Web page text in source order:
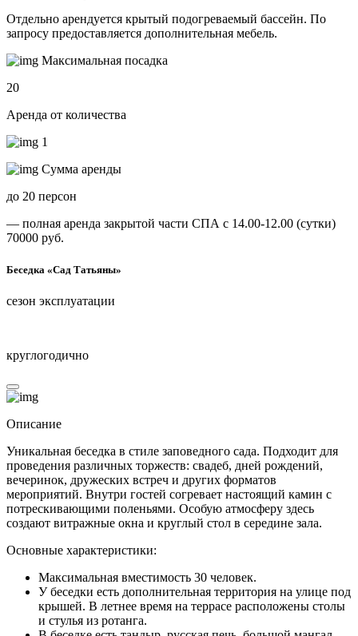
Отдельно арендуется крытый подогреваемый бассейн. По
запросу предоставляется дополнительная мебель.
Максимальная посадка
20
Аренда от количества
1
Сумма аренды
до 20 персон
— полная аренда закрытой части СПА с 14.00-12.00 (сутки)
70000 руб.
Беседка «Сад Татьяны»
сезон эксплуатации
круглогодично
Описание
Уникальная беседка в стиле заповедного сада. Подходит для
проведения различных торжеств: свадеб, дней рождений,
вечеринок, дружеских встреч и других форматов
мероприятий. Внутри гостей согревает настоящий камин с
потрескивающими поленьями. Особую атмосферу здесь
создают витражные окна и круглый стол в середине зала.
Основные характеристики:
Максимальная вместимость 30 человек.
У беседки есть дополнительная территория на улице под
крышей. В летнее время на террасе расположены столы
и стулья из ротанга.